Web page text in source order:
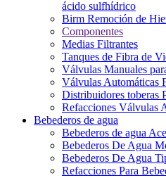
ácido sulfhídrico
Birm Remoción de
Componentes
Medias Filtrantes
Tanques de Fibra de
Válvulas Manuales
Válvulas Automáticas
Distribuidores toberas
Refacciones Válvulas
Bebederos de agua
Bebederos de agua
Bebederos De Agua
Bebederos De Agua
Refacciones Para